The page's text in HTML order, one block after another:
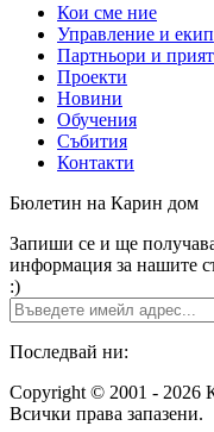
Кои сме ние
Управление и екип
Партньори и
Проекти
Новини
Обучения
Събития
Контакти
Бюлетин на Карин дом
Запиши се и ще
информация за нашите
:)
Последвай ни:
Copyright © 2001 - 2026
Всички права запазени.